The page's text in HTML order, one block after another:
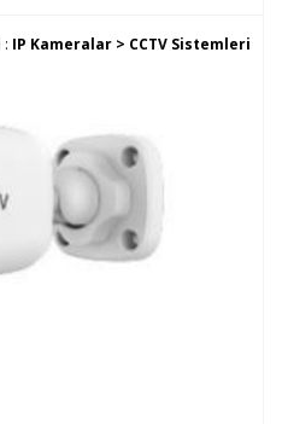
: IP Kameralar > CCTV Sistemleri